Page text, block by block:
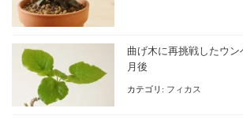
曲げ木に再挑戦したウン
月後
カテゴリ: フィカス